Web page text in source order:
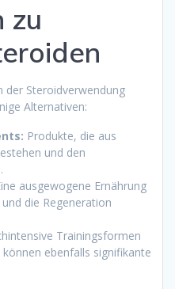
zu
der Steroidverwendung
Alternativen:
Produkte, die aus
und den
ausgewogene Ernährung
die Regeneration
Trainingsformen
ebenfalls signifikante